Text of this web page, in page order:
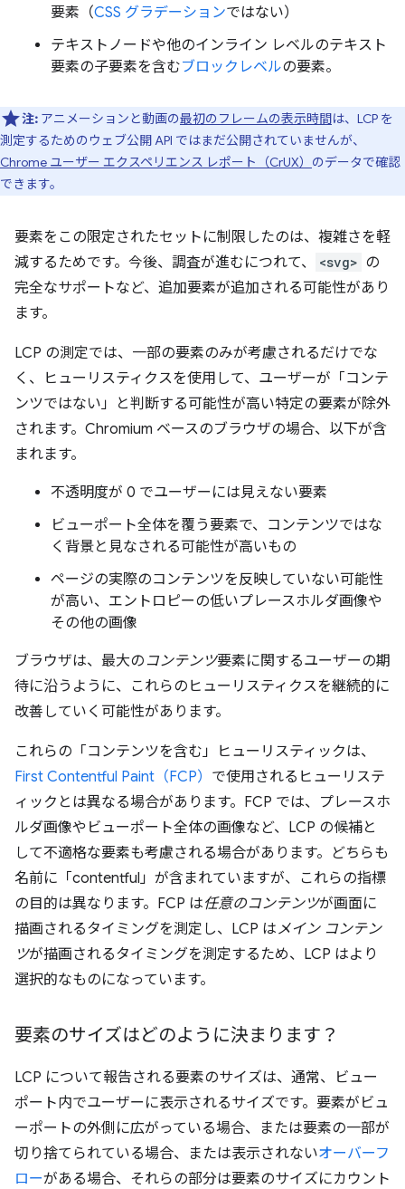
要素（CSS グラデーションではない）
テキストノードや他のインライン レベルのテキスト
要素の子要素を含むブロックレベルの要素。
注: アニメーションと動画の最初のフレームの表示時間は、LCP を
測定するためのウェブ公開 API ではまだ公開されていませんが、
Chrome ユーザー エクスペリエンス レポート（CrUX） のデータで確認
できます。
要素をこの限定されたセットに制限したのは、複雑さを軽
減するためです。今後、調査が進むにつれて、
<svg> の
完全なサポートなど、追加要素が追加される可能性があり
ます。
LCP の測定では、一部の要素のみが考慮されるだけでな
く、ヒューリスティクスを使用して、ユーザーが「コンテ
ンツではない」と判断する可能性が高い特定の要素が除外
されます。Chromium ベースのブラウザの場合、以下が含
まれます。
不透明度が 0 でユーザーには見えない要素
ビューポート全体を覆う要素で、コンテンツではな
く背景と見なされる可能性が高いもの
ページの実際のコンテンツを反映していない可能性
が高い、エントロピーの低いプレースホルダ画像や
その他の画像
ブラウザは、最大の コンテンツ要素に関するユーザーの期
待に沿うように、これらのヒューリスティクスを継続的に
改善していく可能性があります。
これらの「コンテンツを含む」ヒューリスティックは、
First Contentful Paint（FCP） で使用されるヒューリステ
ィックとは異なる場合があります。FCP では、プレースホ
ルダ画像やビューポート全体の画像など、LCP の候補と
して不適格な要素も考慮される場合があります。どちらも
名前に「contentful」が含まれていますが、これらの指標
の目的は異なります。FCP は任意のコンテンツが画面に
描画されるタイミングを測定し、LCP はメイン コンテン
ツが描画されるタイミングを測定するため、LCP はより
選択的なものになっています。
要素のサイズはどのように決まります？
LCP について報告される要素のサイズは、通常、ビュー
ポート内でユーザーに表示されるサイズです。要素がビュ
ーポートの外側に広がっている場合、または要素の一部が
切り捨てられている場合、または表示されないオーバーフ
ローがある場合、それらの部分は要素のサイズにカウント